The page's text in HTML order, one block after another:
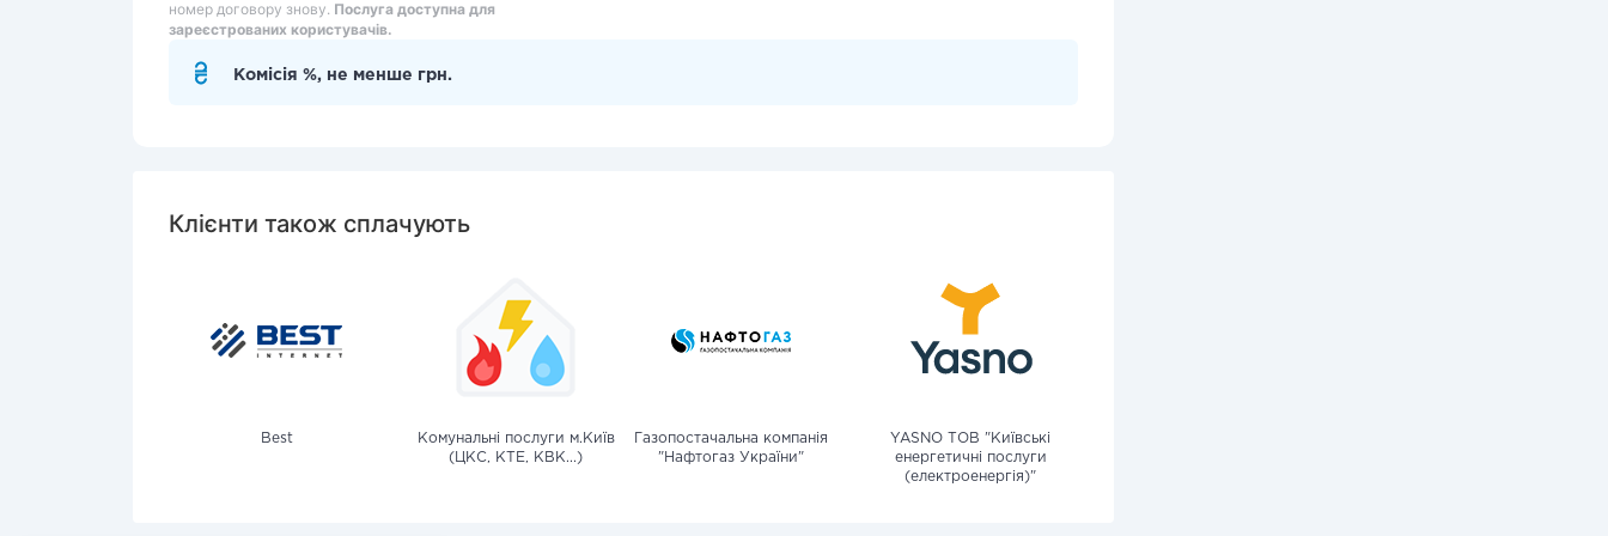
номер договору знову. Послуга доступна для
зареєстрованих користувачів.
Комісія %, не менше грн.
Клієнти також сплачують
Best
Комунальні послуги м.Київ
(ЦКС, КТЕ, КВК...)
Газопостачальна компанія
"Нафтогаз України"
YASNO ТОВ "Київські
енергетичні послуги
(електроенергія)"